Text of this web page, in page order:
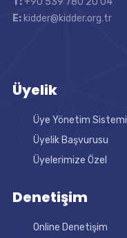
E: kidder@kidder.org.tr
Üyelik
Üye Yönetim Sistemi
Üyelik Başvurusu
Üyelerimize Özel
Denetişim
Online Denetişim